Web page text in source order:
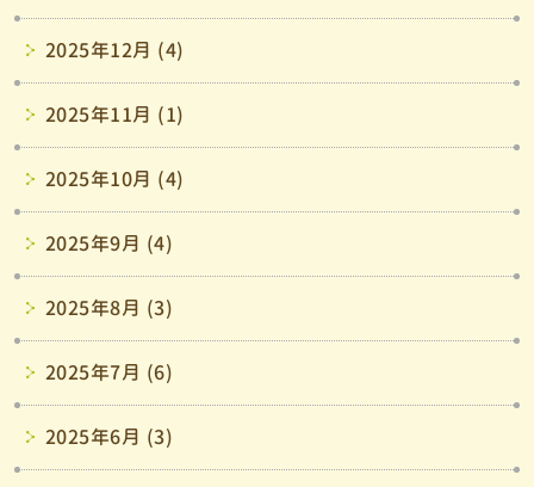
2025年12月 (4)
2025年11月 (1)
2025年10月 (4)
2025年9月 (4)
2025年8月 (3)
2025年7月 (6)
2025年6月 (3)